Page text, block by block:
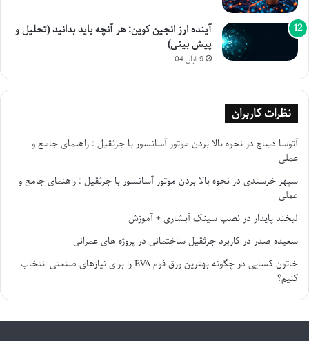
آینده ارز انجین کوین: هر آنچه باید بدانید (تحلیل و
پیش بینی)
9 آبان 04
نظرات کاربران
آتوسا دیباج درنحوه بالا بردن موتور آسانسور با جرثقیل : راهنمای جامع و
عملی
سپهر خرسندی درنحوه بالا بردن موتور آسانسور با جرثقیل : راهنمای جامع و
عملی
لبخند پایدار درنصب سینک آبشاری + آموزش
سعیده صدر درکاربرد جرثقیل ساختمانی در پروژه های عمرانی
خاتون کسایی در
چگونه بهترین ورق فوم EVA را برای نیازهای صنعتی انتخاب
کنیم؟